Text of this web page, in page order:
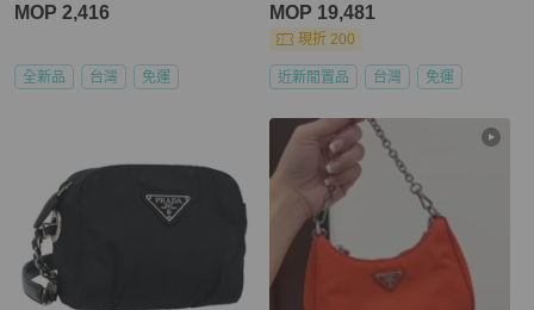
MOP 2,416
全新品 台灣 免運
MOP 19,481
現折 200
近新閒置品 台灣 免運